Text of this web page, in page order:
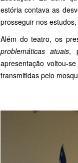
estória contava as
prosseguir nos
Além do teatro, os
problemáticas atuais,
apresentação voltou-
transmitidas pelo